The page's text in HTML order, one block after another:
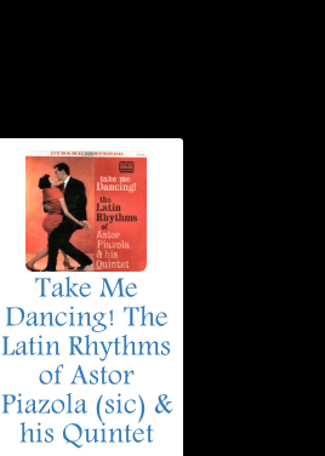
Take Me
Dancing! The
Latin Rhythms
of Astor
Piazola (sic) &
his Quintet